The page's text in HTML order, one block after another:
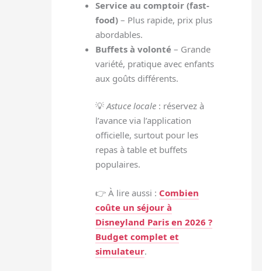
Service au comptoir (fast-
food) – Plus rapide, prix plus
abordables.
Buffets à volonté – Grande
variété, pratique avec enfants
aux goûts différents.
💡Astuce locale : réservez à
l’avance via l’application
officielle, surtout pour les
repas à table et buffets
populaires.
👉 À lire aussi : Combien
coûte un séjour à
Disneyland Paris en 2026 ?
Budget complet et
simulateur.